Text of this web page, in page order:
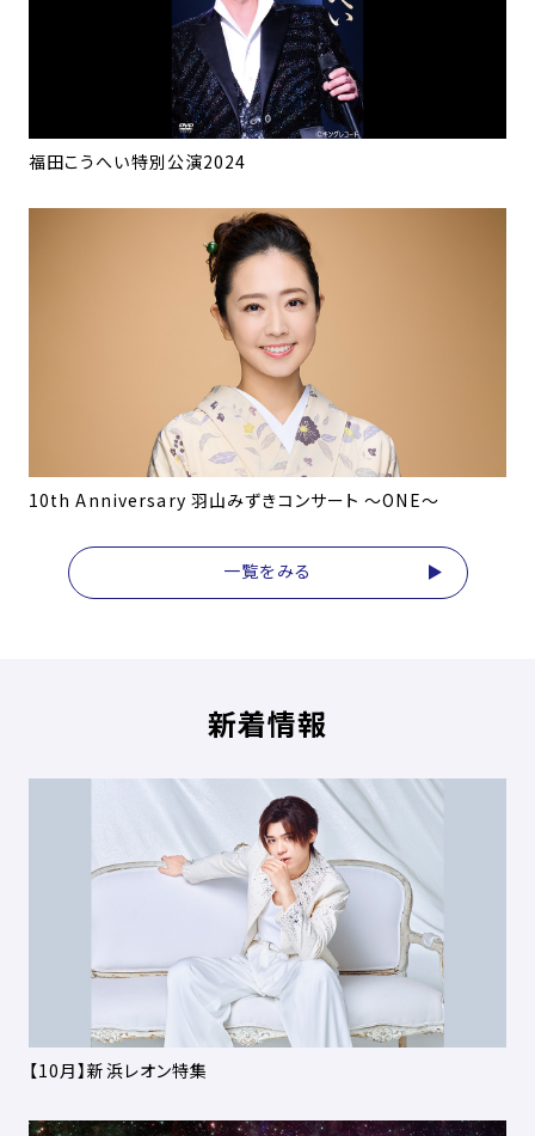
福田こうへい特別公演2024
10th Anniversary 羽山みずきコンサート ～ONE～
一覧をみる
新着情報
【10月】新浜レオン特集